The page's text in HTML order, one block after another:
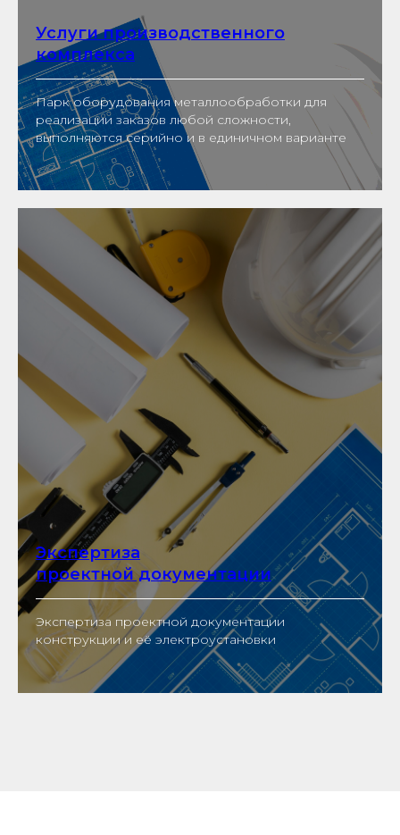
Услуги производственного
комплекса
Парк оборудования металлообработки для
реализации заказов любой сложности,
выполняются серийно и в единичном варианте
Экспертиза
проектной документации
Экспертиза проектной документации
конструкции и её электроустановки